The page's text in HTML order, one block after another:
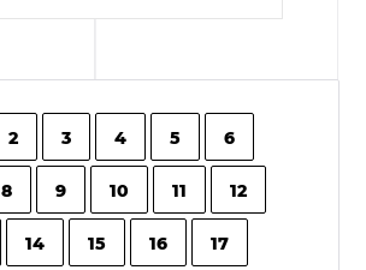
2 3 4 5 6
8 9 10 11 12
14 15 16 17